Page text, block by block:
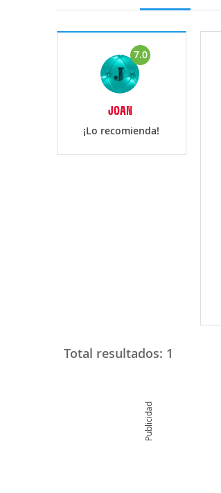
7.0
JOAN
¡Lo recomienda!
Total resultados: 1
Publicidad